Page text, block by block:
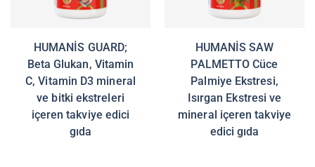
HUMANİS GUARD;
Beta Glukan, Vitamin
C, Vitamin D3 mineral
ve bitki ekstreleri
içeren takviye edici
gıda
HUMANİS SAW
PALMETTO Cüce
Palmiye Ekstresi,
Isırgan Ekstresi ve
mineral içeren takviye
edici gıda